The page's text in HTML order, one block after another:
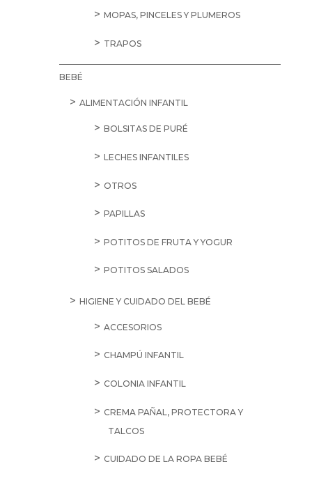
MOPAS, PINCELES Y PLUMEROS
TRAPOS
BEBÉ
ALIMENTACIÓN INFANTIL
BOLSITAS DE PURÉ
LECHES INFANTILES
OTROS
PAPILLAS
POTITOS DE FRUTA Y YOGUR
POTITOS SALADOS
HIGIENE Y CUIDADO DEL BEBÉ
ACCESORIOS
CHAMPÚ INFANTIL
COLONIA INFANTIL
CREMA PAÑAL, PROTECTORA Y
TALCOS
CUIDADO DE LA ROPA BEBÉ